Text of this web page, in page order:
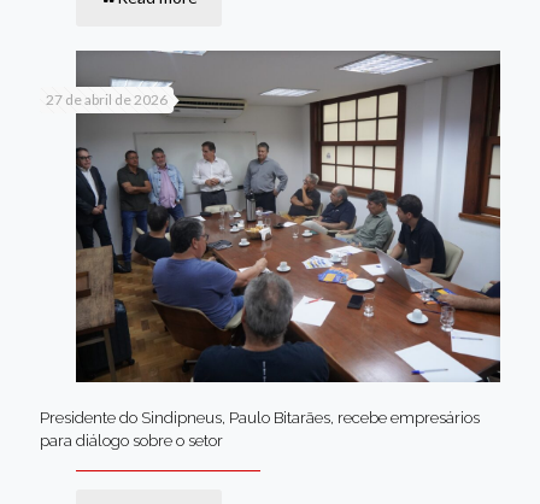
27 de abril de 2026
Presidente do Sindipneus, Paulo Bitarães, recebe empresários
para diálogo sobre o setor